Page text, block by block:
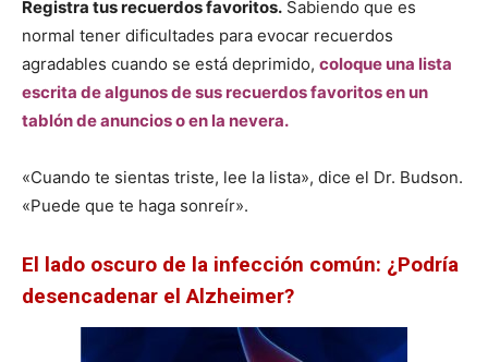
Registra tus recuerdos favoritos. Sabiendo que es
normal tener dificultades para evocar recuerdos
agradables cuando se está deprimido, coloque una lista
escrita de algunos de sus recuerdos favoritos en un
tablón de anuncios o en la nevera.
«Cuando te sientas triste, lee la lista», dice el Dr. Budson.
«Puede que te haga sonreír».
El lado oscuro de la infección común: ¿Podría
desencadenar el Alzheimer?